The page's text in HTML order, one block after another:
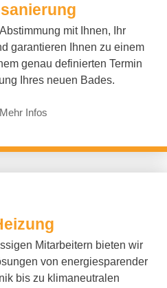
mit Ihnen, Ihr
garantieren Ihnen zu einem
genau definierten Termin
Ihres neuen Bades.
Mehr Infos
Mitarbeitern bieten wir
von energiesparender
bis zu klimaneutralen